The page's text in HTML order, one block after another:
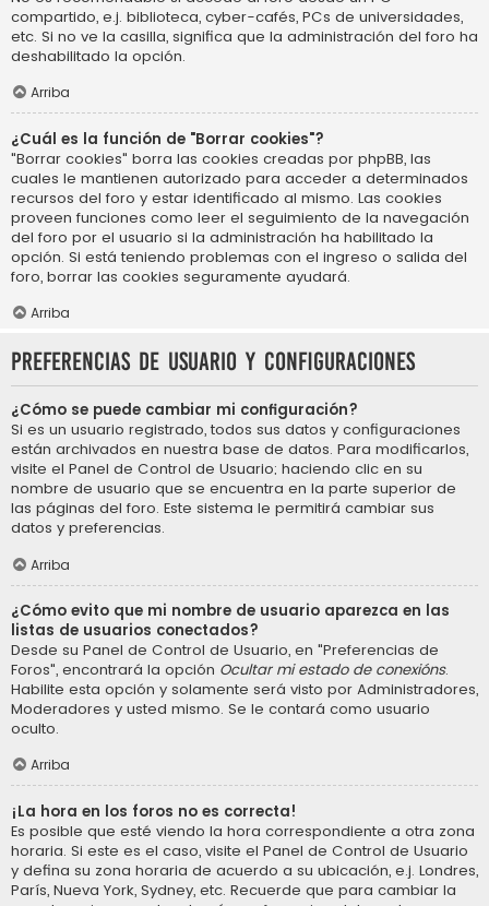
compartido, e.j. biblioteca, cyber-cafés, PCs de universidades,
etc. Si no ve la casilla, significa que la administración del foro ha
deshabilitado la opción.
Arriba
¿Cuál es la función de "Borrar cookies"?
"Borrar cookies" borra las cookies creadas por phpBB, las
cuales le mantienen autorizado para acceder a determinados
recursos del foro y estar identificado al mismo. Las cookies
proveen funciones como leer el seguimiento de la navegación
del foro por el usuario si la administración ha habilitado la
opción. Si está teniendo problemas con el ingreso o salida del
foro, borrar las cookies seguramente ayudará.
Arriba
Preferencias de usuario y configuraciones
¿Cómo se puede cambiar mi configuración?
Si es un usuario registrado, todos sus datos y configuraciones
están archivados en nuestra base de datos. Para modificarlos,
visite el Panel de Control de Usuario; haciendo clic en su
nombre de usuario que se encuentra en la parte superior de
las páginas del foro. Este sistema le permitirá cambiar sus
datos y preferencias.
Arriba
¿Cómo evito que mi nombre de usuario aparezca en las
listas de usuarios conectados?
Desde su Panel de Control de Usuario, en "Preferencias de
Foros", encontrará la opción Ocultar mi estado de conexións.
Habilite esta opción y solamente será visto por Administradores,
Moderadores y usted mismo. Se le contará como usuario
oculto.
Arriba
¡La hora en los foros no es correcta!
Es posible que esté viendo la hora correspondiente a otra zona
horaria. Si este es el caso, visite el Panel de Control de Usuario
y defina su zona horaria de acuerdo a su ubicación, e.j. Londres,
París, Nueva York, Sydney, etc. Recuerde que para cambiar la